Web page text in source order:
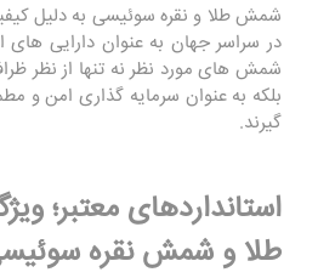
شمش طلا و نقره سوئیسی به دلیل
در سراسر جهان به عنوان دارایی
شمش‌ های مورد نظر نه تنها از نظر
بلکه به عنوان سرمایه‌ گذاری امن و
گیرند.
استانداردهای معتبر؛
طلا و شمش نقره